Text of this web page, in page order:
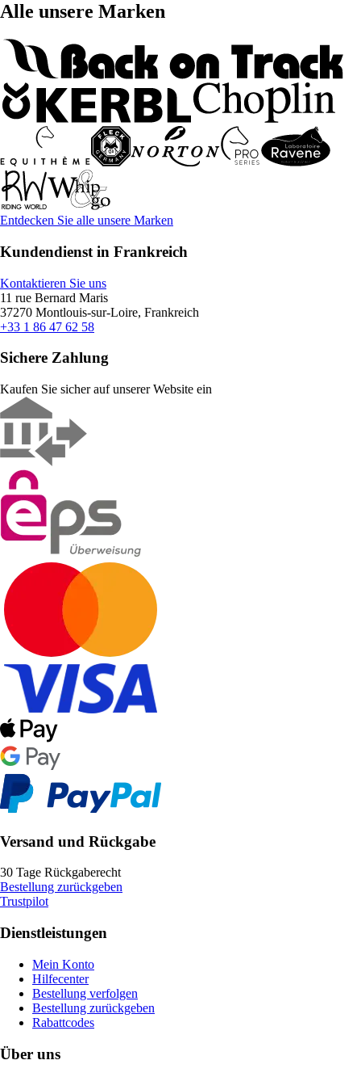
Alle unsere Marken
Entdecken Sie alle unsere Marken
Kundendienst in Frankreich
Kontaktieren Sie uns
11 rue Bernard Maris
37270 Montlouis-sur-Loire, Frankreich
+33 1 86 47 62 58
Sichere Zahlung
Kaufen Sie sicher auf unserer Website ein
Versand und Rückgabe
30 Tage Rückgaberecht
Bestellung zurückgeben
Trustpilot
Dienstleistungen
Mein Konto
Hilfecenter
Bestellung verfolgen
Bestellung zurückgeben
Rabattcodes
Über uns